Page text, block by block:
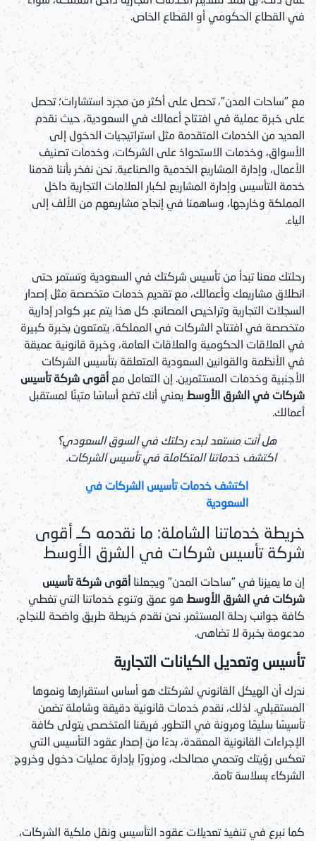
في القطاع الحكومي أو القطاع الخاص.
مع "ساحات المدن"، تحصل على أكثر من مجرد استشارات؛ تحصل
على خبرة عملية في افتتاح أعمالك في السعودية، حيث نقدم
العديد من الخدمات المتقدمة مثل استراتيجيات الدخول إلى
الأسواق، وخدمات الاستحواذ على الشركات، وخدمات تصنيف
الأعمال، وإدارة المشاريع الخدمية والصناعية. نحن نفخر بأننا قدمنا
خدمة التأسيس وإدارة المشاريع لكبار العلامات التجارية داخل
المملكة وخارجها، وساهمنا في إنجاح مشاريعهم من الألف إلى
الياء.
رحلتك معنا تبدأ من تأسيس شركتك في السعودية وتستمر حتى
انطلاق مشاريعك وأعمالك، مع تقديم خدمات متخصصة مثل إصدار
السجلات التجارية وتراخيص المصانع. كل هذا يتم عبر كوادر إدارية
متخصصة في افتتاح الشركات في المملكة، يتمتعون بخبرة كبيرة
في العلاقات الحكومية والعلاقات العامة، وخبرة قانونية عميقة
في الأنظمة والقوانين السعودية المتعلقة بتأسيس الشركات
الأجنبية وخدمات المستثمرين. إن التعامل مع أقوى شركة تأسيس
شركات في الشرق الأوسط يعني أنك تضع أساسًا متينًا لمستقبل
أعمالك.
هل أنت مستعد لبدء رحلتك في السوق السعودي؟
اكتشف خدماتنا المتكاملة في تأسيس الشركات.
اكتشف خدمات تأسيس الشركات في
السعودية
خريطة خدماتنا الشاملة: ما نقدمه كـ أقوى
شركة تأسيس شركات في الشرق الأوسط
إن ما يميزنا في "ساحات المدن" ويجعلناأقوى شركة تأسيس
شركات في الشرق الأوسط هو عمق وتنوع خدماتنا التي تغطي
كافة جوانب رحلة المستثمر. نحن نقدم خريطة طريق واضحة للنجاح،
مدعومة بخبرة لا تضاهى.
تأسيس وتعديل الكيانات التجارية
ندرك أن الهيكل القانوني لشركتك هو أساس استقرارها ونموها
المستقبلي. لذلك، نقدم خدمات قانونية دقيقة وشاملة تضمن
تأسيسًا سليمًا ومرونة في التطور. فريقنا المتخصص يتولى كافة
الإجراءات القانونية المعقدة، بدءًا من إصدار عقود التأسيس التي
تعكس رؤيتك وتحمي مصالحك، ومرورًا بإدارة عمليات دخول وخروج
الشركاء بسلاسة تامة.
كما نبرع في تنفيذ تعديلات عقود التأسيس ونقل ملكية الشركات،